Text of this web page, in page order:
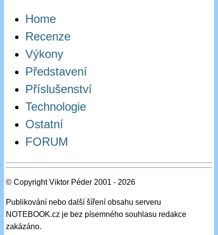
Home
Recenze
Výkony
Představení
Příslušenství
Technologie
Ostatní
FORUM
© Copyright Viktor Péder 2001 - 2026
Publikování nebo další šíření obsahu serveru
NOTEBOOK.cz je bez písemného souhlasu redakce
zakázáno.